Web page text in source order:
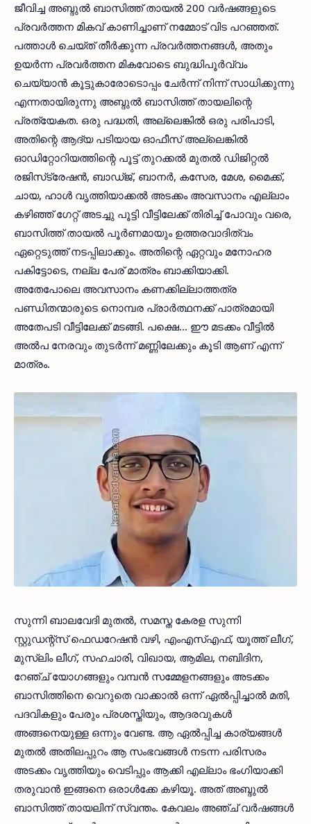
ജീവിച്ച അബ്ദുൽ ബാസിത്ത് തായൽ 200 വർഷങ്ങളുടെ
പ്രവർത്തന മികവ്‌ കാണിച്ചാണ് നമ്മോട് വിട പറഞ്ഞത്.
പത്താൾ ചെയ്ത് തീർക്കുന്ന പ്രവർത്തനങ്ങൾ, അതും
ഉയർന്ന പ്രവർത്തന മികവോടെ ബുദ്ധിപൂർവ്വം
ചെയ്യാൻ കൂട്ടുകാരോടൊപ്പം ചേർന്ന് നിന്ന് സാധിക്കുന്നു
എന്നതായിരുന്നു അബ്ദുൽ ബാസിത്ത് തായലിന്റെ
പ്രത്യേകത. ഒരു പദ്ധതി, അല്ലെങ്കിൽ ഒരു പരിപാടി,
അതിന്റെ ആദ്യ പടിയായ ഓഫീസ് അല്ലെങ്കിൽ
ഓഡിറ്റോറിയത്തിന്റെ പൂട്ട് തുറക്കൽ മുതൽ ഡിജിറ്റൽ
രജിസ്‌ട്രേഷൻ, ബാഡ്ജ്, ബാനർ, കസേര, മേശ, മൈക്ക്,
ചായ, ഹാൾ വൃത്തിയാക്കൽ അടക്കം അവസാനം എല്ലാം
കഴിഞ്ഞ് ഗേറ്റ് അടച്ചു പൂട്ടി വീട്ടിലേക്ക് തിരിച്ച് പോവും വരെ,
ബാസിത്ത് തായൽ പൂർണമായും ഉത്തരവാദിത്വം
ഏറ്റെടുത്ത് നടപ്പിലാക്കും. അതിന്റെ ഏറ്റവും മനോഹര
പകിട്ടോടെ, നല്ല പേര് മാത്രം ബാക്കിയാക്കി.
അതേപോലെ അവസാനം കണക്കില്ലാത്തത്ര
പണ്ഡിതന്മാരുടെ നൊമ്പര പ്രാർത്ഥനക്ക് പാത്രമായി
അതേപടി വീട്ടിലേക്ക് മടങ്ങി. പക്ഷെ... ഈ മടക്കം വീട്ടിൽ
അൽപ നേരവും തുടർന്ന് മണ്ണിലേക്കും കൂടി ആണ് എന്ന്
മാത്രം.
സുന്നി ബാലവേദി മുതൽ, സമസ്ത കേരള സുന്നി
സ്റ്റുഡന്റ്‌സ് ഫെഡറേഷൻ വഴി, എംഎസ്എഫ്, യൂത്ത് ലീഗ്,
മുസ്‌ലിം ലീഗ്, സഹചാരി, വിഖായ, ആമില, നബിദിന,
റേഞ്ച് യോഗങ്ങളും വമ്പൻ സമ്മേളനങ്ങളും അടക്കം
ബാസിത്തിനെ വെറുതെ വാക്കാൽ ഒന്ന് ഏൽപ്പിച്ചാൽ മതി,
പദവികളും പേരും പ്രശസ്തിയും, ആദരവുകൾ
അങ്ങനെയുള്ള ഒന്നും വേണ്ട. ആ ഏൽപ്പിച്ച കാര്യങ്ങൾ
മുതൽ അതിലപ്പുറം ആ സംഭവങ്ങൾ നടന്ന പരിസരം
അടക്കം വൃത്തിയും വെടിപ്പും ആക്കി എല്ലാം ഭംഗിയാക്കി
തരുവാൻ ഇങ്ങനെ ഒരാൾക്കേ കഴിയൂ. അത് അബ്ദുൽ
ബാസിത്ത് തായലിന് സ്വന്തം. കേവലം അഞ്ച് വർഷങ്ങൾ